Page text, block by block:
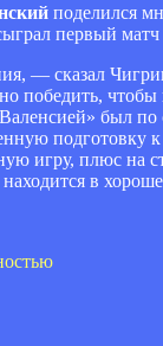
поделился
первый
— сказал
победить,
был
подготовку
игру, плюс
в